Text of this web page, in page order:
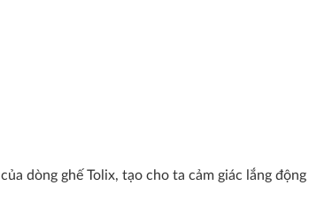
dòng ghế Tolix, tạo cho ta cảm giác lắng